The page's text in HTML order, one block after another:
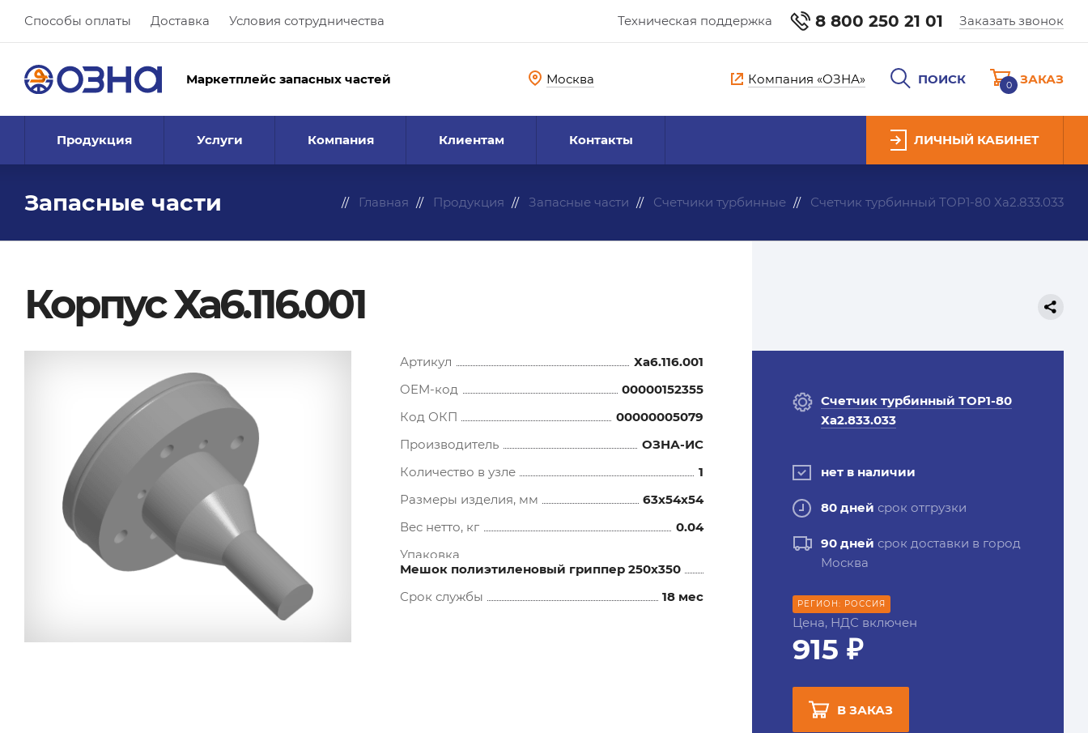
Способы оплаты Доставка Условия сотрудничества Техническая поддержка 8 800 250 21 01 Заказать звонок
Маркетплейс запасных частей Москва Компания «ОЗНА» ПОИСК 0 ЗАКАЗ
Продукция Услуги Компания Клиентам Контакты ЛИЧНЫЙ КАБИНЕТ
Запасные части Главная Продукция Запасные части Счетчики турбинные Счетчик турбинный ТОР1-80 Ха2.833.033
Корпус Ха6.116.001
Артикул
Ха6.116.001
OEM-код
00000152355
Код ОКП
00000005079
Производитель
ОЗНА-ИС
Количество в узле
1
Размеры изделия, мм
63x54x54
Вес нетто, кг
0.04
Упаковка
Мешок полиэтиленовый гриппер 250х350
Срок службы
18 мес
Счетчик турбинный ТОР1-80
Ха2.833.033
нет в наличии
80 дней срок отгрузки
90 дней срок доставки в город
Москва
РЕГИОН: РОССИЯ
Цена, НДС включен
915 ₽
В ЗАКАЗ